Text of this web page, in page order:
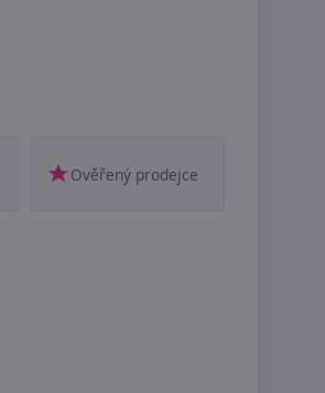
Ověřený prodejce